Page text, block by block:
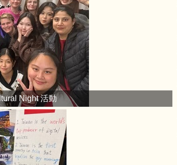
Night 活動